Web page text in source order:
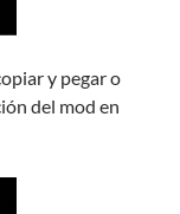
y pegar o
del mod en